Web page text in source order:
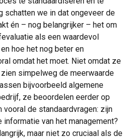
schatten we in dat ongeveer de
én – nog belangrijker – het om
als een waardevol
hoe het nog beter en
omdat het moet. Niet omdat ze
simpelweg de meerwaarde
bijvoorbeeld algemene
ze beoordelen eerder op
de standaardvragen: zijn
van het management?
maar niet zo cruciaal als de